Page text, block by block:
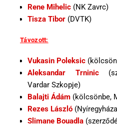
Rene Mihelic (NK Zavrc)
Tisza Tibor (DVTK)
Távozott:
Vukasin Poleksic
Aleksandar Trninic
Vardar Szkopje)
Balajti Ádám (kölcsönbe,
Rezes László
Slimane Bouadla